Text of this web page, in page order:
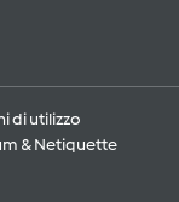
di utilizzo
& Netiquette